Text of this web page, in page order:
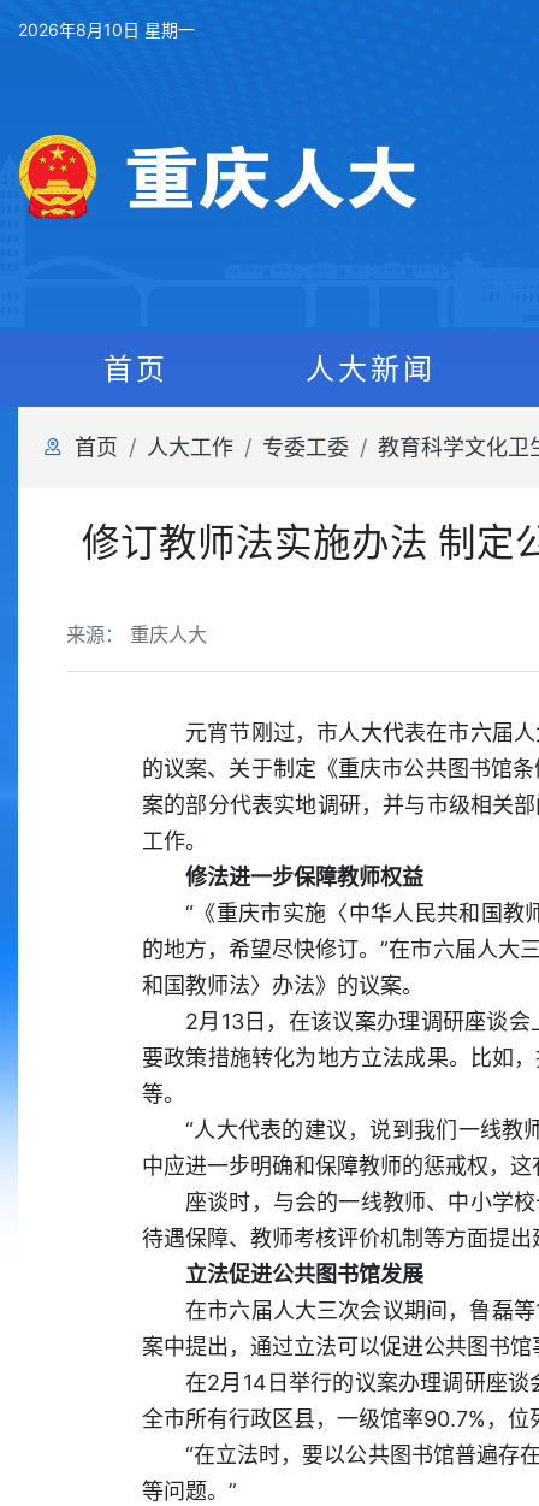
2026年8月10日 星期一
首页 人大新闻
首页 人大工作 专委工委 教育科学文化卫
修订教师法实施办法 制
来源： 重庆人大
元宵节刚过，市人大代表在市六届
的议案、关于制定《重庆市公共图书馆
案的部分代表实地调研，并与市级相关
工作。
修法进一步保障教师权益
“《重庆市实施〈中华人民共和国
的地方，希望尽快修订。”在市六届人大
和国教师法〉办法》的议案。
2月13日，在该议案办理调研座谈
要政策措施转化为地方立法成果。比如
等。
“人大代表的建议，说到我们一线教
中应进一步明确和保障教师的惩戒权，
座谈时，与会的一线教师、中小学
待遇保障、教师考核评价机制等方面提
立法促进公共图书馆发展
在市六届人大三次会议期间，鲁磊
案中提出，通过立法可以促进公共图书
在2月14日举行的议案办理调研座
全市所有行政区县，一级馆率90.7%，位
“在立法时，要以公共图书馆普遍存
等问题。”